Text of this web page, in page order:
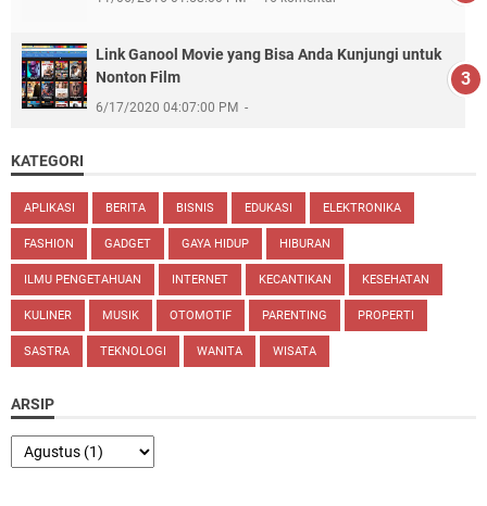
Link Ganool Movie yang Bisa Anda Kunjungi untuk
Nonton Film
6/17/2020 04:07:00 PM
KATEGORI
APLIKASI BERITA BISNIS EDUKASI ELEKTRONIKA
FASHION GADGET GAYA HIDUP HIBURAN
ILMU PENGETAHUAN INTERNET KECANTIKAN KESEHATAN
KULINER MUSIK OTOMOTIF PARENTING PROPERTI
SASTRA TEKNOLOGI WANITA WISATA
ARSIP